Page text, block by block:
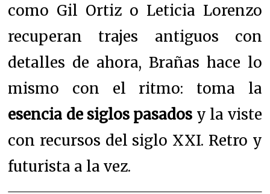
como Gil Ortiz o Leticia Lorenzo
recuperan trajes antiguos con
detalles de ahora, Brañas hace lo
mismo con el ritmo: toma la
esencia de siglos pasados y la viste
con recursos del siglo XXI. Retro y
futurista a la vez.